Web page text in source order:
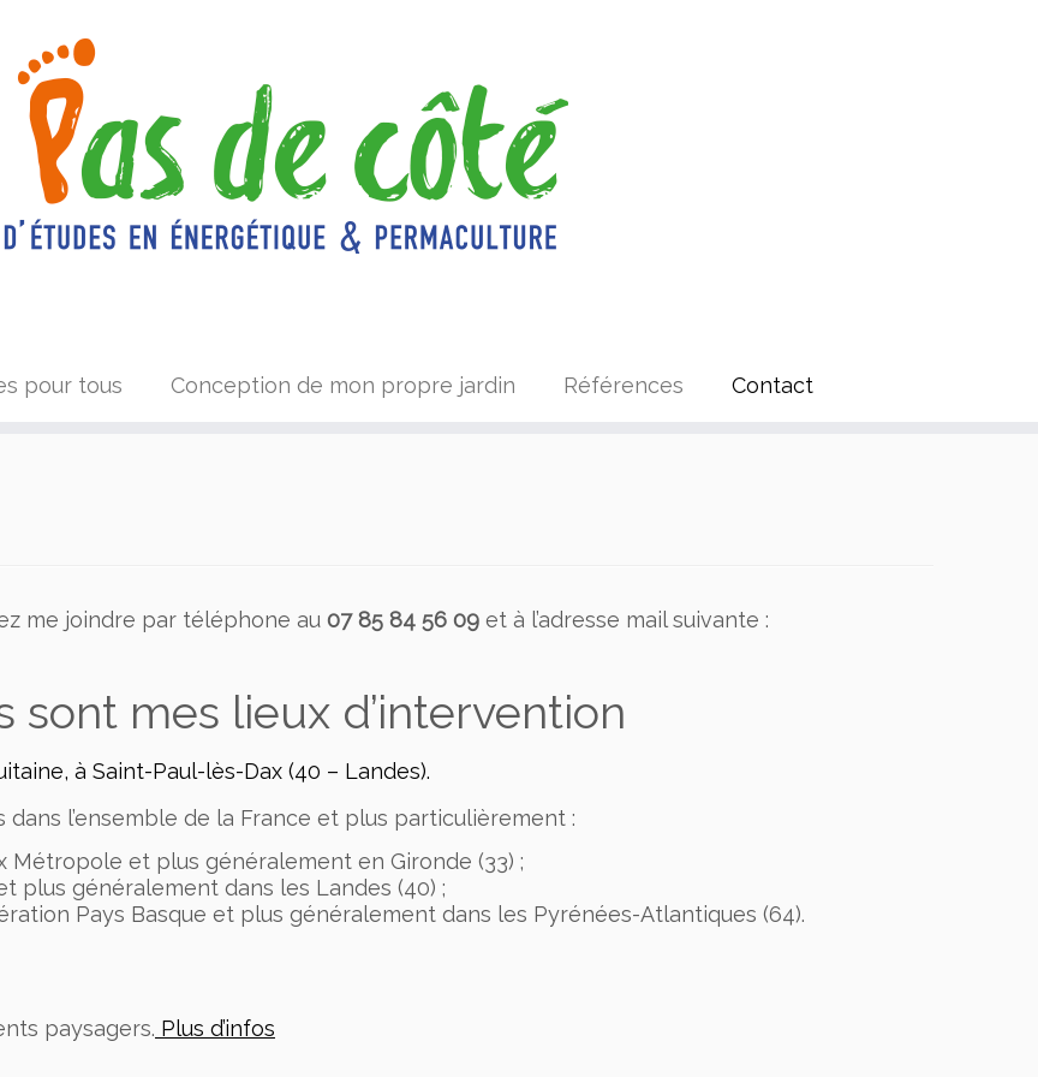
pour tous Conception de mon propre jardin Références Contact
me joindre par téléphone au 07 85 84 56 09 et à l’adresse mail suivante :
mes lieux d’intervention
à Saint-Paul-lès-Dax (40 – Landes).
l’ensemble de la France et plus particulièrement :
Métropole et plus généralement en Gironde (33) ;
plus généralement dans les Landes (40) ;
Pays Basque et plus généralement dans les Pyrénées-Atlantiques (64).
paysagers. Plus d’infos